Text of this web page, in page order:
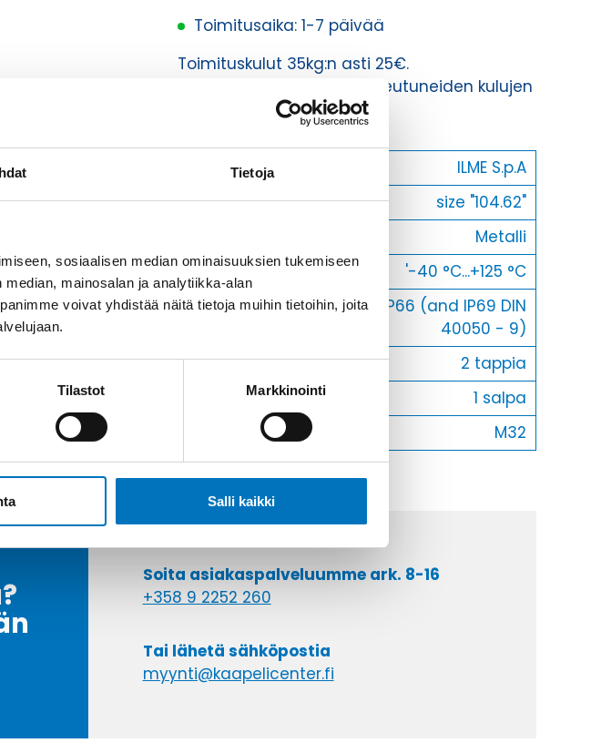
Tietoja
sosiaalisen median ominaisuuksien tukemiseen
mainosalan ja analytiikka-alan
voivat yhdistää näitä tietoja muihin tietoihin, joita
Tilastot Markkinointi
Salli kaikki
Toimitusaika: 1-7 päivää
Toimituskulut 35kg:n asti 25€.
Yli 35kg:n toimituskulut toteutuneiden kulujen
Valmistaja
ILME S.p.A
Koko
size "104.62"
Metalli
Käyttölämpötila
'-40 °C...+125 °C
IP-luokka
IP66 (and IP69 DIN
40050 - 9)
Lukitus
2 tappia
Vastakohta L
1 salpa
Läpivienti
M32
Soita asiakaspalveluumme ark. 8-16
+358 9 2252 260
Tai lähetä sähköpostia
myynti@kaapelicenter.fi